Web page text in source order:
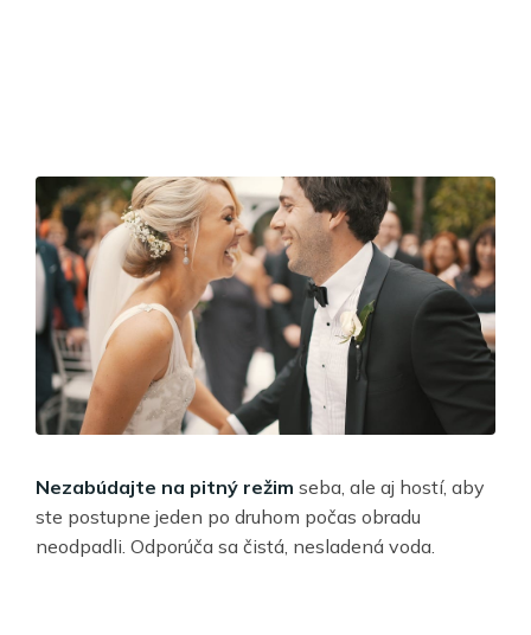
Nezabúdajte na pitný režim seba, ale aj hostí, aby
ste postupne jeden po druhom počas obradu
neodpadli. Odporúča sa čistá, nesladená voda.